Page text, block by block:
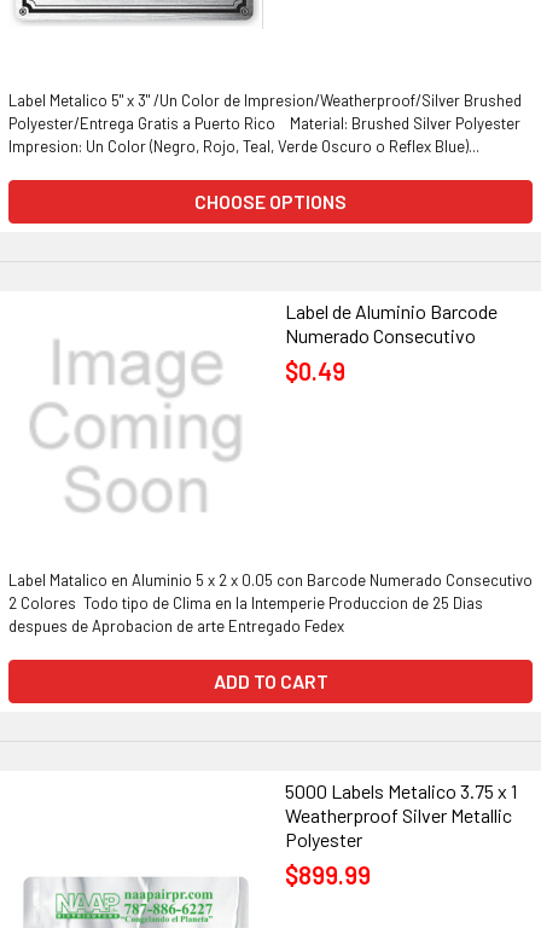
Label Metalico 5" x 3" /Un Color de Impresion/Weatherproof/Silver Brushed
Polyester/Entrega Gratis a Puerto Rico Material: Brushed Silver Polyester
Impresion: Un Color (Negro, Rojo, Teal, Verde Oscuro o Reflex Blue)...
CHOOSE OPTIONS
Label de Aluminio Barcode
Numerado Consecutivo
$0.49
Label Matalico en Aluminio 5 x 2 x 0.05 con Barcode Numerado Consecutivo
2 Colores Todo tipo de Clima en la Intemperie Produccion de 25 Dias
despues de Aprobacion de arte Entregado Fedex
ADD TO CART
5000 Labels Metalico 3.75 x 1
Weatherproof Silver Metallic
Polyester
$899.99